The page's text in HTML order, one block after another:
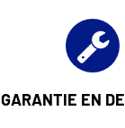
GARANTIE EN